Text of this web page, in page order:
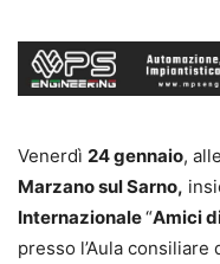
Venerdì 24 gennaio,
Marzano sul Sarno,
Internazionale“Amici
presso l’Aula consiliare